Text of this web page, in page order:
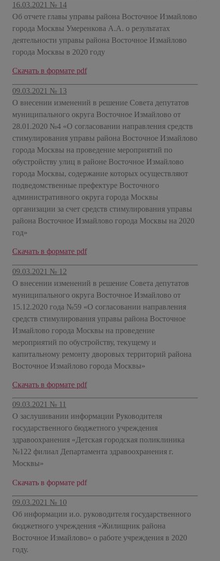
16.03.2021 № 14
Об отчете главы управы района Восточное Измайлово
города Москвы Умеренкова А.А. о результатах
деятельности управы района Восточное Измайлово
города Москвы в 2020 году
Скачать в формате pdf
09.03.2021 № 13
О внесении изменений в решение Совета депутатов
муниципального округа Восточное Измайлово от
28.01.2020 №4 «О согласовании направления средств
стимулирования управы района Восточное Измайлово
города Москвы на проведение мероприятий по
обустройству улиц в районе Восточное Измайлово
города Москвы, содержание которых осуществляют
подведомственные префектуре Восточного
административного округа города Москвы
организации за счет средств стимулирования управы
района Восточное Измайлово города Москвы на 2020
год»
Скачать в формате pdf
09.03.2021 № 12
О внесении изменений в решение Совета депутатов
муниципального округа Восточное Измайлово от
15.12.2020 года №59 «О согласовании направления
средств стимулирования управы района Восточное
Измайлово города Москвы на проведение
мероприятий по обустройству, текущему и
капитальному ремонту дворовых территорий района
Восточное Измайлово города Москвы»
Скачать в формате pdf
09.03.2021 № 11
О заслушивании информации Руководителя
государственного бюджетного учреждения
здравоохранения «Детская городская поликлиника
№122 филиал Департамента здравоохранения г.
Москвы»
Скачать в формате pdf
09.03.2021 № 10
Об информации и.о. руководителя государственного
бюджетного учреждения «Жилищник района
Восточное Измайлово» о работе учреждения в 2020
году.